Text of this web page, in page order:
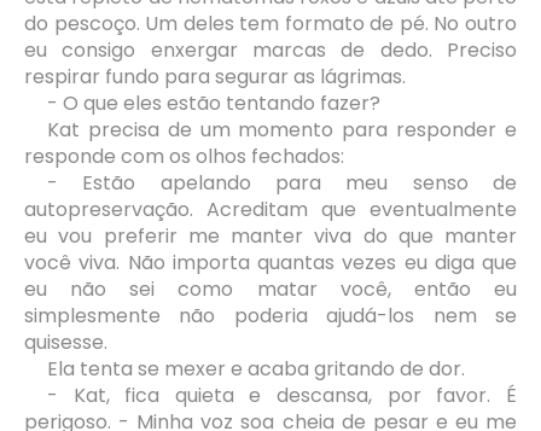
do pescoço. Um deles tem formato de pé. No outro
eu consigo enxergar marcas de dedo. Preciso
respirar fundo para segurar as lágrimas.
- O que eles estão tentando fazer?
Kat precisa de um momento para responder e
responde com os olhos fechados:
- Estão apelando para meu senso de
autopreservação. Acreditam que eventualmente
eu vou preferir me manter viva do que manter
você viva. Não importa quantas vezes eu diga que
eu não sei como matar você, então eu
simplesmente não poderia ajudá-los nem se
quisesse.
Ela tenta se mexer e acaba gritando de dor.
- Kat, fica quieta e descansa, por favor. É
perigoso. - Minha voz soa cheia de pesar e eu me